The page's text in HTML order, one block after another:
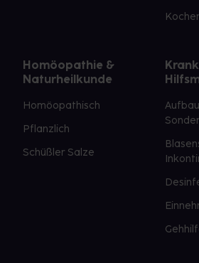
Homöopathie &
Naturheilkunde
Homöopathisch
Pflanzlich
Schüßler Salze